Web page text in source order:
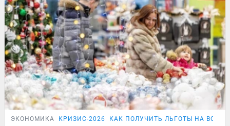
ЭКОНОМИКА КРИЗИС-2026 КАК ПОЛУЧИТЬ ЛЬГОТЫ НА ВСЁ